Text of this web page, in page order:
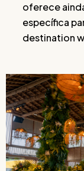
oferece
específica
destination